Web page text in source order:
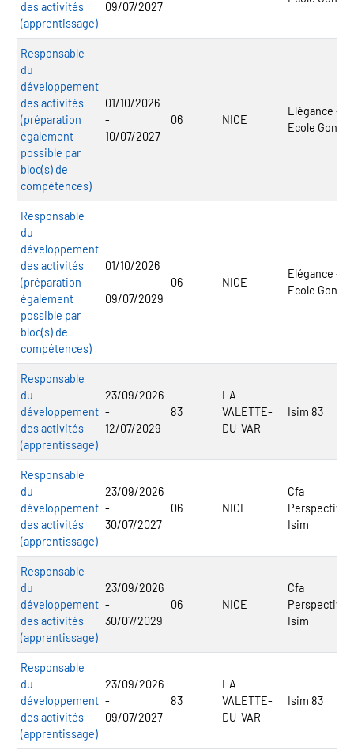
des activités
(apprentissage)
09/07/2027
Responsable
du
développement
des activités
(préparation
également
possible par
bloc(s) de
compétences)
01/10/2026
-
10/07/2027
06 NICE
Elégance -
Ecole
Responsable
du
développement
des activités
(préparation
également
possible par
bloc(s) de
compétences)
01/10/2026
-
09/07/2029
06 NICE
Elégance -
Ecole
Responsable
du
développement
des activités
(apprentissage)
23/09/2026
-
12/07/2029
83
LA
VALETTE-
DU-VAR
Isim 83
Responsable
du
développement
des activités
(apprentissage)
23/09/2026
-
30/07/2027
06 NICE
Cfa
Perspective -
Isim
Responsable
du
développement
des activités
(apprentissage)
23/09/2026
-
30/07/2029
06 NICE
Cfa
Perspective -
Isim
Responsable
du
développement
des activités
(apprentissage)
23/09/2026
-
09/07/2027
83
LA
VALETTE-
DU-VAR
Isim 83